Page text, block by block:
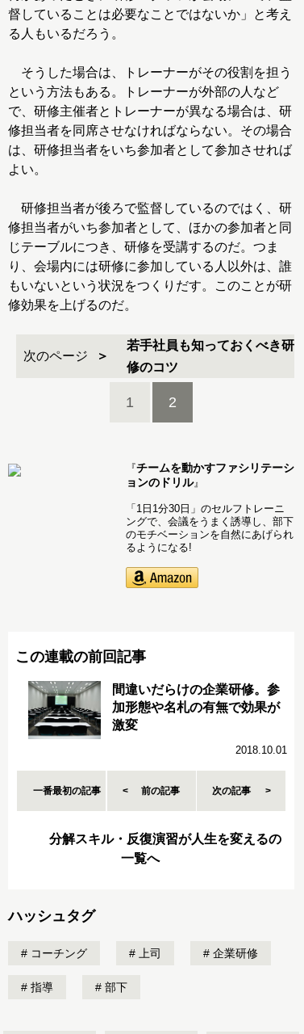
督していることは必要なことではないか」と考え
る人もいるだろう。
そうした場合は、トレーナーがその役割を担う
という方法もある。トレーナーが外部の人など
で、研修主催者とトレーナーが異なる場合は、研
修担当者を同席させなければならない。その場合
は、研修担当者をいち参加者として参加させれば
よい。
研修担当者が後ろで監督しているのではく、研
修担当者がいち参加者として、ほかの参加者と同
じテーブルにつき、研修を受講するのだ。つま
り、会場内には研修に参加している人以外は、誰
もいないという状況をつくりだす。このことが研
修効果を上げるのだ。
次のページ
若手社員も知っておくべき研
修のコツ
1 2
『チームを動かすファシリテーシ
ョンのドリル』
「1日1分30日」のセルフトレーニ
ングで、会議をうまく誘導し、部下
のモチベーションを自然にあげられ
るようになる!
この連載の前回記事
間違いだらけの企業研修。参
加形態や名札の有無で効果が
激変
2018.10.01
一番最初の記事 前の記事 次の記事
分解スキル・反復演習が人生を変えるの
一覧へ
ハッシュタグ
コーチング 上司 企業研修
指導 部下